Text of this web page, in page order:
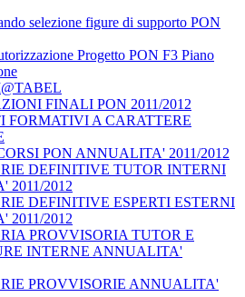
selezione figure di supporto PON
Progetto PON F3 Piano
FINALI PON 2011/2012
FORMATIVI A CARATTERE
PON ANNUALITA' 2011/2012
DEFINITIVE TUTOR INTERNI
2011/2012
DEFINITIVE ESPERTI ESTERNI
2011/2012
PROVVISORIA TUTOR E
INTERNE ANNUALITA'
PROVVISORIE ANNUALITA'